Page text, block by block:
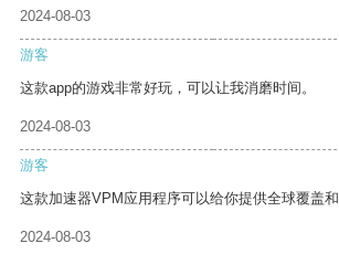
2024-08-03
游客
这款app的游戏非常好玩，可以让我消磨时间。
2024-08-03
游客
这款加速器VPM应用程序可以给你提供全球覆盖和
2024-08-03